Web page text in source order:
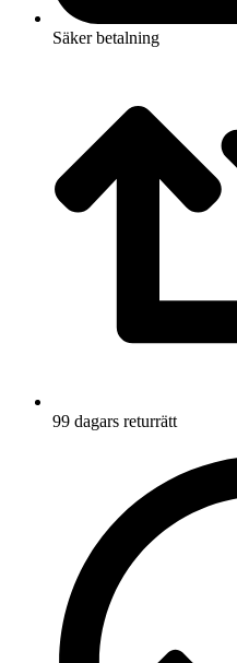
Säker betalning
99 dagars returrätt